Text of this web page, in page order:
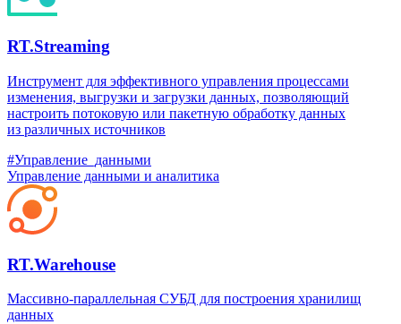
RT.Streaming
Инструмент для эффективного управления процессами
изменения, выгрузки и загрузки данных, позволяющий
настроить потоковую или пакетную обработку данных
из различных источников
#Управление_данными
Управление данными и аналитика
RT.Warehouse
Массивно-параллельная СУБД для построения хранилищ
данных